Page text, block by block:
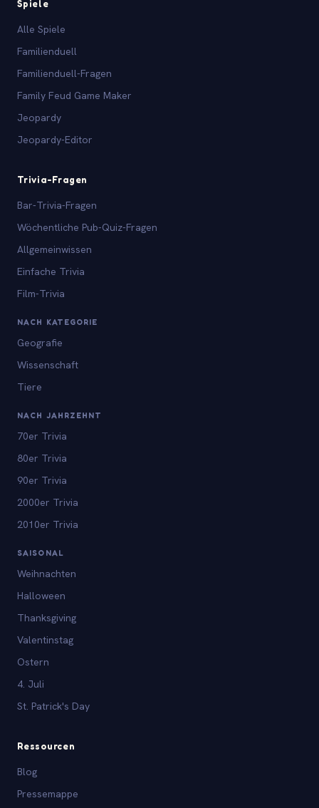
Spiele
Alle Spiele
Familienduell
Familienduell-Fragen
Family Feud Game Maker
Jeopardy
Jeopardy-Editor
Trivia-Fragen
Bar-Trivia-Fragen
Wöchentliche Pub-Quiz-Fragen
Allgemeinwissen
Einfache Trivia
Film-Trivia
NACH KATEGORIE
Geografie
Wissenschaft
Tiere
NACH JAHRZEHNT
70er Trivia
80er Trivia
90er Trivia
2000er Trivia
2010er Trivia
SAISONAL
Weihnachten
Halloween
Thanksgiving
Valentinstag
Ostern
4. Juli
St. Patrick's Day
Ressourcen
Blog
Pressemappe